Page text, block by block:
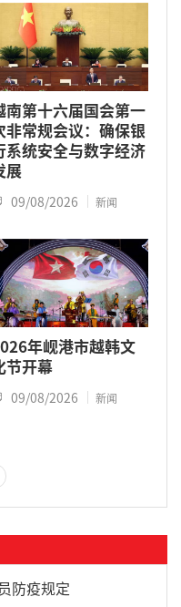
南第十六届国会第一
非常规会议：确保银
系统安全与数字经济
展
09/08/2026 新闻
年岘港市越韩文
节开幕
09/08/2026 新闻
防疫规定